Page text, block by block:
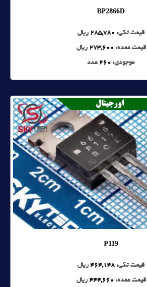
BP2866D
قیمت تکی: 285,780 ریال
قیمت عمده: 273,600 ریال
موجودی: 260 عدد
P119
قیمت تکی: 464,148 ریال
قیمت عمده: 444,660 ریال